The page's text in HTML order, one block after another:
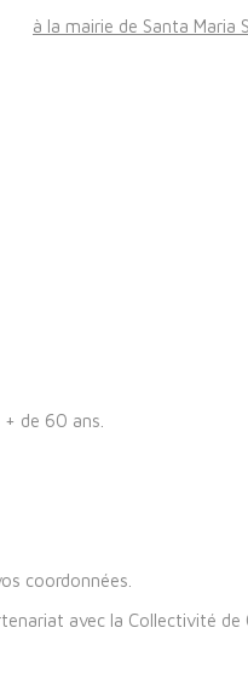
à la mairie de Santa Maria
de 60 ans.
coordonnées.
avec la Collectivité